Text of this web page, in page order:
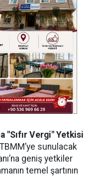
"Sıfır Vergi" Yetkisi
sunulacak
geniş yetkiler
temel şartının